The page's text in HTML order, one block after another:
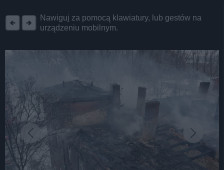
Nawiguj za pomocą klawiatury, lub gestów na
urządzeniu mobilnym.